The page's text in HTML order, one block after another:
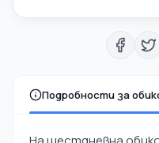
Подробности за